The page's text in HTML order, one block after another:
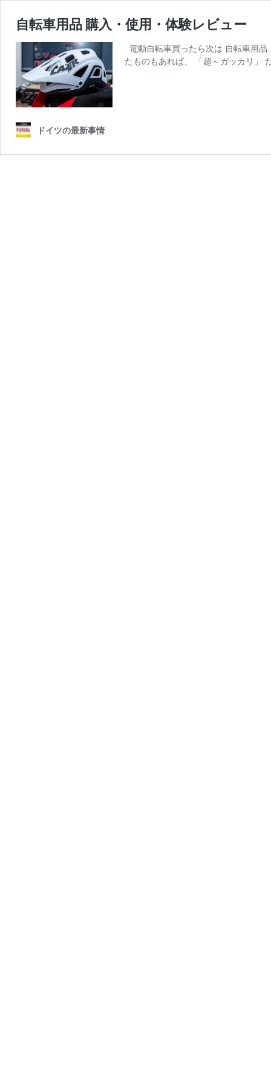
自転車用品 購入・使用・体験レビュー
電動自転車買ったら次は 自転車用
たものもあれば、 「超～ガッカリ」
ドイツの最新事情